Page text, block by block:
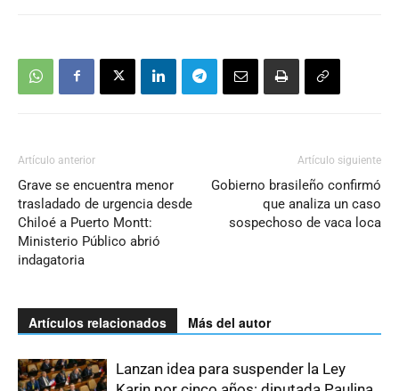
Artículo anterior
Grave se encuentra menor
trasladado de urgencia desde
Chiloé a Puerto Montt:
Ministerio Público abrió
indagatoria
Artículo siguiente
Gobierno brasileño confirmó
que analiza un caso
sospechoso de vaca loca
Artículos relacionados Más del autor
Lanzan idea para suspender la Ley